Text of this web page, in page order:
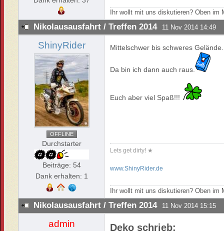
Ihr wollt mit uns diskutieren? Oben
Nikolausausfahrt / Treffen 2014 11 Nov 2014 14:49
ShinyRider
OFFLINE
Durchstarter
Beiträge: 54
Dank erhalten: 1
Mittelschwer bis schweres
Da bin ich dann auch raus.
Euch aber viel Spaß!!!
Lets get dirty! ★
www.ShinyRider.de
Ihr wollt mit uns diskutieren? Oben
Nikolausausfahrt / Treffen 2014 11 Nov 2014 15:15
admin
Deko schrieb: